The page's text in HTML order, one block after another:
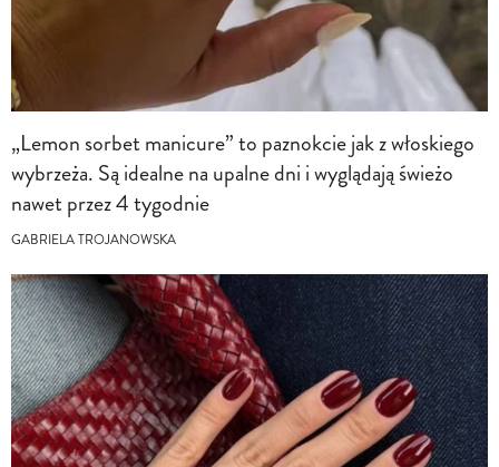
„Lemon sorbet manicure” to paznokcie jak z włoskiego
wybrzeża. Są idealne na upalne dni i wyglądają świeżo
nawet przez 4 tygodnie
GABRIELA TROJANOWSKA